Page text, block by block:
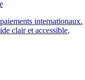
internationaux.
clair et accessible,